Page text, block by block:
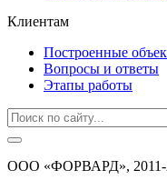
Клиентам
Построенные
Вопросы и ответы
Этапы работы
ООО «ФОРВАРД», 2011-